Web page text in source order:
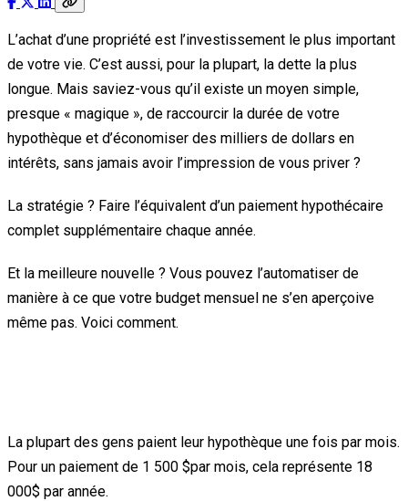
L’achat d’une propriété est l’investissement le plus important
de votre vie. C’est aussi, pour la plupart, la dette la plus
longue. Mais saviez-vous qu’il existe un moyen simple,
presque « magique », de raccourcir la durée de votre
hypothèque et d’économiser des milliers de dollars en
intérêts, sans jamais avoir l’impression de vous priver ?
La stratégie ? Faire l’équivalent d’un paiement hypothécaire
complet supplémentaire chaque année.
Et la meilleure nouvelle ? Vous pouvez l’automatiser de
manière à ce que votre budget mensuel ne s’en aperçoive
même pas. Voici comment.
La plupart des gens paient leur hypothèque une fois par mois.
Pour un paiement de 1 500 $par mois, cela représente 18
000$ par année.